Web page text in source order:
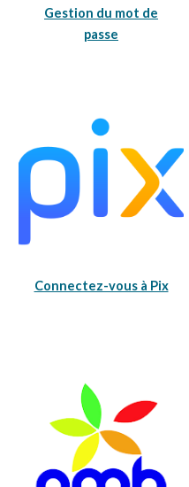
Gestion du mot de
passe
Connectez-vous à Pix